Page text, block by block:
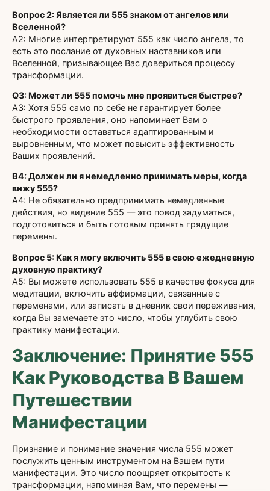
Вопрос 2: Является ли 555 знаком от ангелов или
Вселенной?
A2: Многие интерпретируют 555 как число ангела, то
есть это послание от духовных наставников или
Вселенной, призывающее Вас довериться процессу
трансформации.
Q3: Может ли 555 помочь мне проявиться быстрее?
A3: Хотя 555 само по себе не гарантирует более
быстрого проявления, оно напоминает Вам о
необходимости оставаться адаптированным и
выровненным, что может повысить эффективность
Ваших проявлений.
В4: Должен ли я немедленно принимать меры, когда
вижу 555?
A4: Не обязательно предпринимать немедленные
действия, но видение 555 — это повод задуматься,
подготовиться и быть готовым принять грядущие
перемены.
Вопрос 5: Как я могу включить 555 в свою ежедневную
духовную практику?
A5: Вы можете использовать 555 в качестве фокуса для
медитации, включить аффирмации, связанные с
переменами, или записать в дневник свои переживания,
когда Вы замечаете это число, чтобы углубить свою
практику манифестации.
Заключение: Принятие 555
Как Руководства В Вашем
Путешествии
Манифестации
Признание и понимание значения числа 555 может
послужить ценным инструментом на Вашем пути
манифестации. Это число поощряет открытость к
трансформации, напоминая Вам, что перемены —